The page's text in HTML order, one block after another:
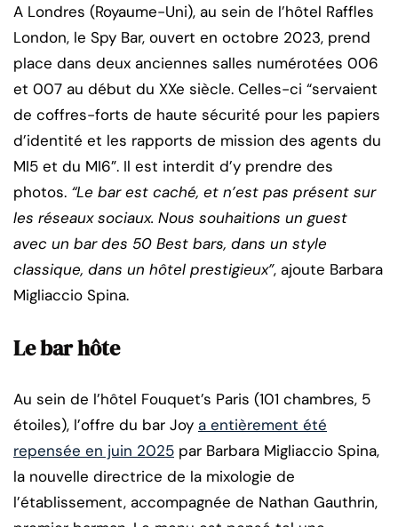
A Londres (Royaume-Uni), au sein de l’hôtel Raffles
London, le Spy Bar, ouvert en octobre 2023, prend
place dans deux anciennes salles numérotées 006
et 007 au début du XXe siècle. Celles-ci “servaient
de coffres-forts de haute sécurité pour les papiers
d’identité et les rapports de mission des agents du
MI5 et du MI6”. Il est interdit d’y prendre des
photos. “Le bar est caché, et n’est pas présent sur
les réseaux sociaux. Nous souhaitions un guest
avec un bar des 50 Best bars, dans un style
classique, dans un hôtel prestigieux”, ajoute Barbara
Migliaccio Spina.
Le bar hôte
Au sein de l’hôtel Fouquet’s Paris (101 chambres, 5
étoiles), l’offre du bar Joy a entièrement été
repensée en juin 2025 par Barbara Migliaccio Spina,
la nouvelle directrice de la mixologie de
l’établissement, accompagnée de Nathan Gauthrin,